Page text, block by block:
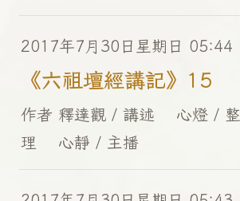
2017年7月30日星期日 05:44
《六祖壇經講記》15
作者 釋達觀 / 講述 心燈 / 整
理 心靜 / 主播